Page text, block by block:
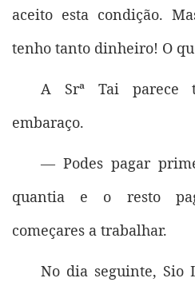
aceito esta condição.
tenho tanto dinheiro! O
A Srª Tai parece
embaraço.
— Podes pagar
quantia e o resto
começares a trabalhar.
No dia seguinte, Sio